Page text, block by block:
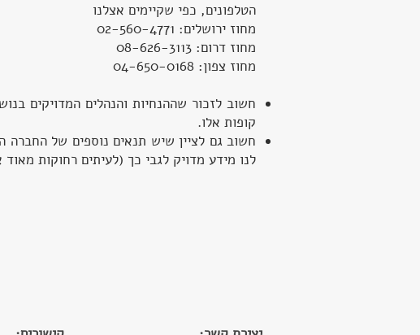
הטלפונים, כפי שקיימים אצלנו
מחוז ירושלים: 02-560-4771
מחוז דרום: 08-626-3113
מחוז צפון: 04-650-0168
חשוב לזכור שההנחיות והנהלים המדויקים
קופות אלו.
חשוב גם לציין שיש תנאים נוספים של החברה
לנו מידע מדויק לגבי כך (לעיתים רחוקות